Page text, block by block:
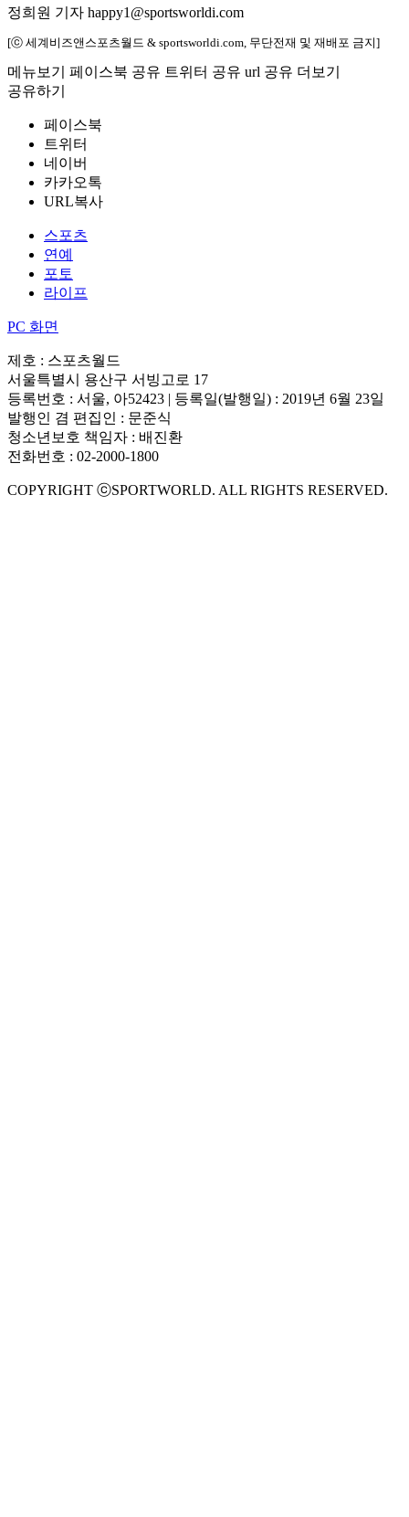
정희원 기자 happy1@sportsworldi.com
[ⓒ 세계비즈앤스포츠월드 & sportsworldi.com, 무단전재 및 재배포 금지]
메뉴보기 페이스북 공유 트위터 공유 url 공유 더보기
공유하기
페이스북
트위터
네이버
카카오톡
URL복사
스포츠
연예
포토
라이프
PC 화면
제호 : 스포츠월드
서울특별시 용산구 서빙고로 17
등록번호 : 서울, 아52423 | 등록일(발행일) : 2019년 6월 23일
발행인 겸 편집인 : 문준식
청소년보호 책임자 : 배진환
전화번호 : 02-2000-1800
COPYRIGHT ⓒSPORTWORLD. ALL RIGHTS RESERVED.